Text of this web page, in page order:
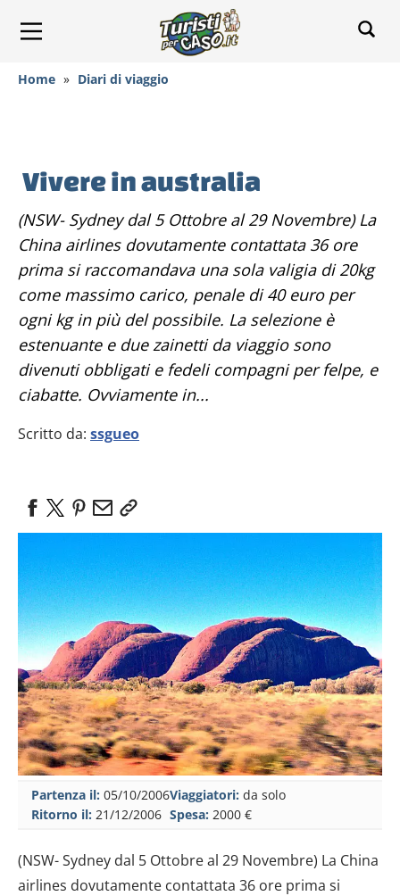
Home » Diari di viaggio
Vivere in australia
(NSW- Sydney dal 5 Ottobre al 29 Novembre) La
China airlines dovutamente contattata 36 ore
prima si raccomandava una sola valigia di 20kg
come massimo carico, penale di 40 euro per
ogni kg in più del possibile. La selezione è
estenuante e due zainetti da viaggio sono
divenuti obbligati e fedeli compagni per felpe, e
ciabatte. Ovviamente in...
Scritto da: ssgueo
Partenza il: 05/10/2006
Ritorno il: 21/12/2006
Viaggiatori: da solo
Spesa: 2000 €
(NSW- Sydney dal 5 Ottobre al 29 Novembre) La China
airlines dovutamente contattata 36 ore prima si